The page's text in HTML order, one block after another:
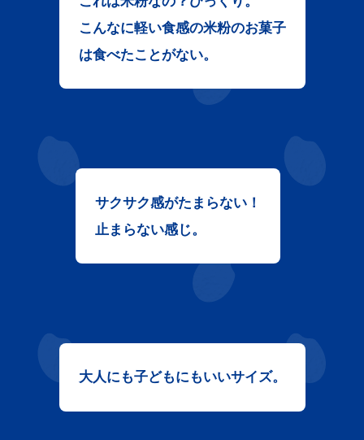
こんなに軽い食感の米粉のお菓子
は食べたことがない。
サクサク感がたまらない！
止まらない感じ。
大人にも子どもにもいいサイズ。